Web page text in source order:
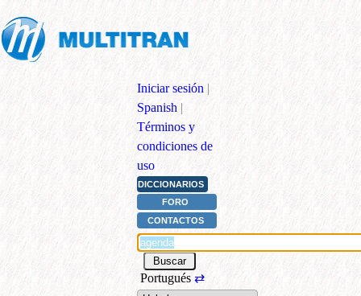
Iniciar sesión |
Spanish |
Términos y
condiciones de
uso
DICCIONARIOS
FORO
CONTACTOS
Portugués ⇄